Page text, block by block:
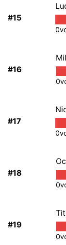
#15
0
#16
0
#17
0
#18
0
#19
0